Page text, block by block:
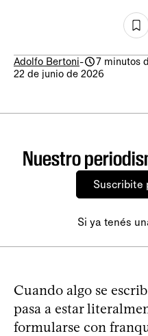
Adolfo Bertoni-
7 minutos
22 de junio de 2026
Nuestro
Suscribite
Si ya tenés
Cuando algo se
pasa a estar
formularse con